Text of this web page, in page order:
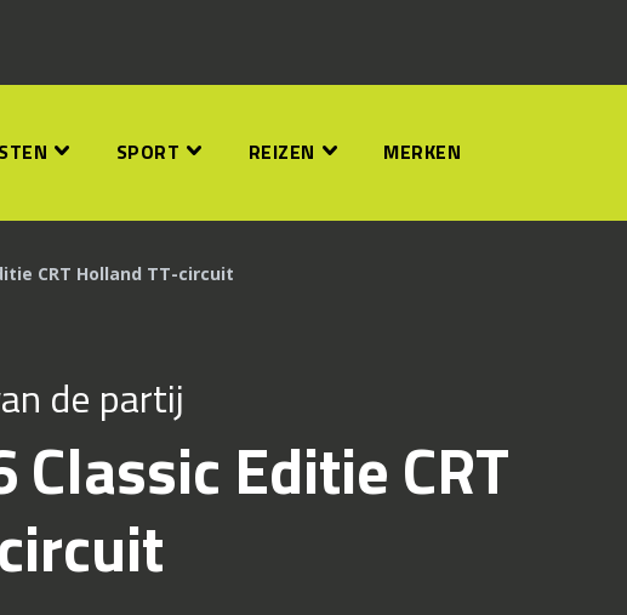
SPORT REIZEN MERKEN
CRT Holland TT-circuit
de partij
Editie CRT